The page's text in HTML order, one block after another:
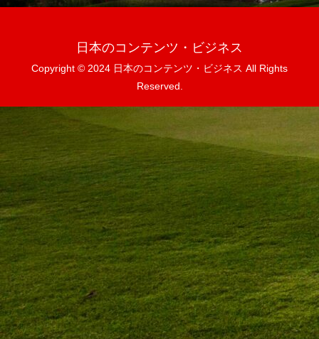
日本のコンテンツ・ビジネス
Copyright © 2024 日本のコンテンツ・ビジネス All Rights
Reserved.